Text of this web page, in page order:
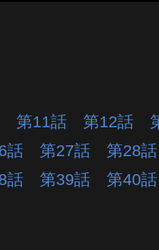
第11話 第12話
話 第27話 第28
話 第39話 第40